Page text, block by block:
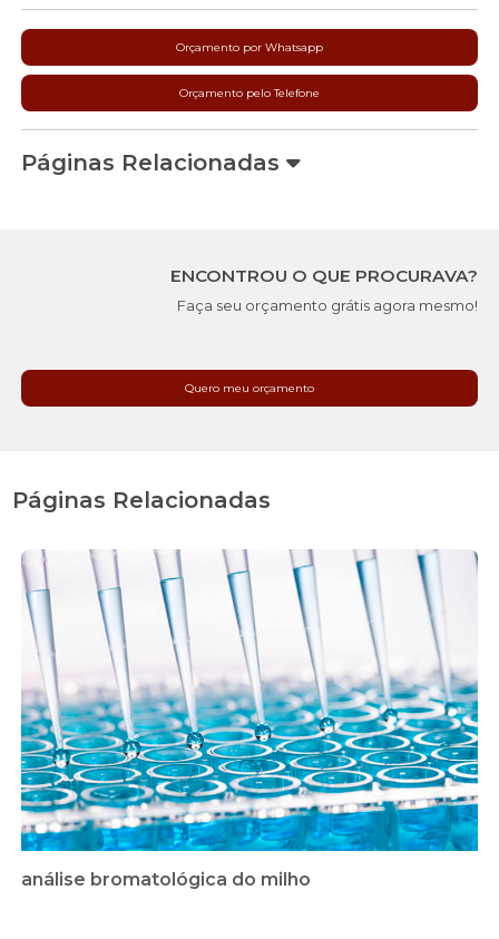
Orçamento por Whatsapp
Orçamento pelo Telefone
Páginas Relacionadas
ENCONTROU O QUE PROCURAVA?
Faça seu orçamento grátis agora mesmo!
Quero meu orçamento
Páginas Relacionadas
análise bromatológica do milho